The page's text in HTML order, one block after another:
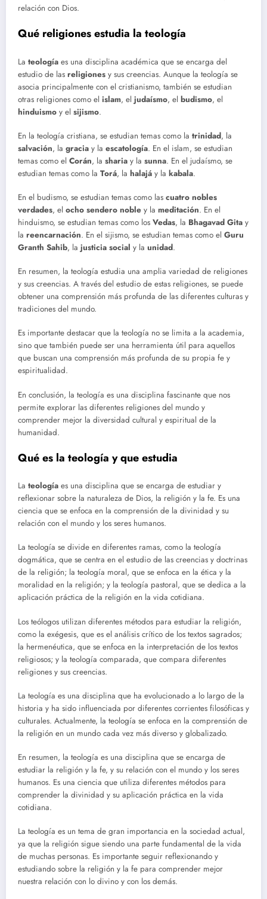
relación con Dios.
Qué religiones estudia la teología
La teología es una disciplina académica que se encarga del
estudio de las religiones y sus creencias. Aunque la teología se
asocia principalmente con el cristianismo, también se estudian
otras religiones como el islam, el judaísmo, el budismo, el
hinduismo y el sijismo.
En la teología cristiana, se estudian temas como la trinidad, la
salvación, la gracia y la escatología. En el islam, se estudian
temas como el Corán, la sharia y la sunna. En el judaísmo, se
estudian temas como la Torá, la halajá y la kabala.
En el budismo, se estudian temas como las cuatro nobles
verdades, el ocho sendero noble y la meditación. En el
hinduismo, se estudian temas como los Vedas, la Bhagavad Gita y
la reencarnación. En el sijismo, se estudian temas como el Guru
Granth Sahib, la justicia social y la unidad.
En resumen, la teología estudia una amplia variedad de religiones
y sus creencias. A través del estudio de estas religiones, se puede
obtener una comprensión más profunda de las diferentes culturas y
tradiciones del mundo.
Es importante destacar que la teología no se limita a la academia,
sino que también puede ser una herramienta útil para aquellos
que buscan una comprensión más profunda de su propia fe y
espiritualidad.
En conclusión, la teología es una disciplina fascinante que nos
permite explorar las diferentes religiones del mundo y
comprender mejor la diversidad cultural y espiritual de la
humanidad.
Qué es la teología y que estudia
La teología es una disciplina que se encarga de estudiar y
reflexionar sobre la naturaleza de Dios, la religión y la fe. Es una
ciencia que se enfoca en la comprensión de la divinidad y su
relación con el mundo y los seres humanos.
La teología se divide en diferentes ramas, como la teología
dogmática, que se centra en el estudio de las creencias y doctrinas
de la religión; la teología moral, que se enfoca en la ética y la
moralidad en la religión; y la teología pastoral, que se dedica a la
aplicación práctica de la religión en la vida cotidiana.
Los teólogos utilizan diferentes métodos para estudiar la religión,
como la exégesis, que es el análisis crítico de los textos sagrados;
la hermenéutica, que se enfoca en la interpretación de los textos
religiosos; y la teología comparada, que compara diferentes
religiones y sus creencias.
La teología es una disciplina que ha evolucionado a lo largo de la
historia y ha sido influenciada por diferentes corrientes filosóficas y
culturales. Actualmente, la teología se enfoca en la comprensión de
la religión en un mundo cada vez más diverso y globalizado.
En resumen, la teología es una disciplina que se encarga de
estudiar la religión y la fe, y su relación con el mundo y los seres
humanos. Es una ciencia que utiliza diferentes métodos para
comprender la divinidad y su aplicación práctica en la vida
cotidiana.
La teología es un tema de gran importancia en la sociedad actual,
ya que la religión sigue siendo una parte fundamental de la vida
de muchas personas. Es importante seguir reflexionando y
estudiando sobre la religión y la fe para comprender mejor
nuestra relación con lo divino y con los demás.